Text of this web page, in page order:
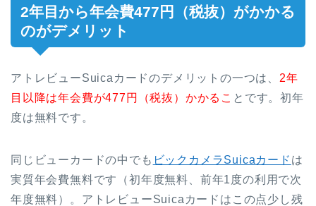
2年目から年会費477円（税抜）がかかる
のがデメリット
アトレビューSuicaカードのデメリットの一つは、 2年
目以降は年会費が477円（税抜）かかるこ とです。初年
度は無料です。
同じビューカードの中でも ビックカメラSuicaカード は
実質年会費無料です（初年度無料、前年1度の利用で次
年度無料）。アトレビューSuicaカードはこの点少し残